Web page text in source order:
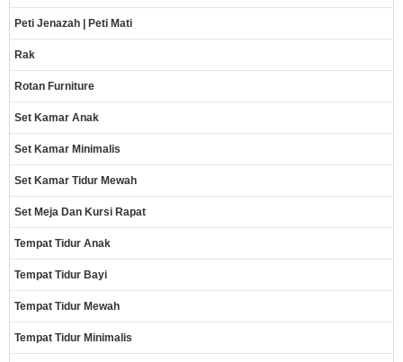
Peti Jenazah | Peti Mati
Rak
Rotan Furniture
Set Kamar Anak
Set Kamar Minimalis
Set Kamar Tidur Mewah
Set Meja Dan Kursi Rapat
Tempat Tidur Anak
Tempat Tidur Bayi
Tempat Tidur Mewah
Tempat Tidur Minimalis